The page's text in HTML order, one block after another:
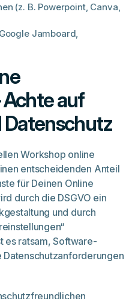
(z. B. Powerpoint, Canva,
Jamboard,
auf
Datenschutz
Workshop online
entscheidenden Anteil
für Deinen Online
durch die DSGVO ein
und durch
es ratsam, Software-